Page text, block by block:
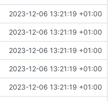
2023-12-06 13:21:19 +01:00
2023-12-06 13:21:19 +01:00
2023-12-06 13:21:19 +01:00
2023-12-06 13:21:19 +01:00
2023-12-06 13:21:19 +01:00